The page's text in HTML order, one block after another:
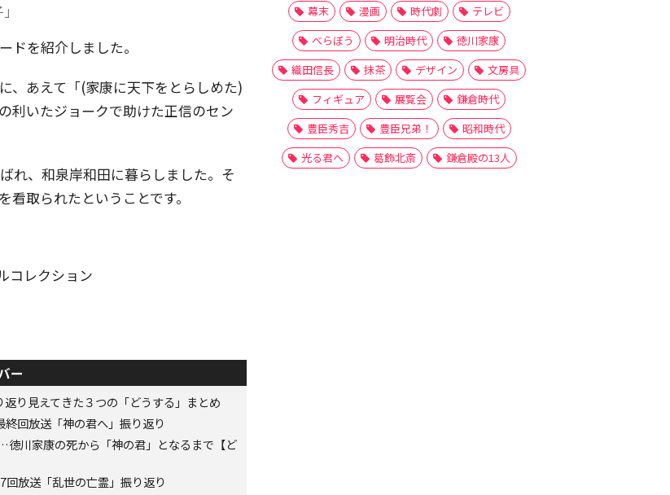
ドを紹介しました。
、あえて「(家康に天下をとらしめた)
利いたジョークで助けた正信のセン
れ、和泉岸和田に暮らしました。そ
取られたということです。
コレクション
ー
り見えてきた３つの「どうする」まとめ
回放送「神の君へ」振り返り
徳川家康の死から「神の君」となるまで【ど
回放送「乱世の亡霊」振り返り
幕末
漫画 時代劇
テレビ
べらぼう
明治時代
徳川家康
織田信長
抹茶 デザイン
文房具
フィギュア
展覧会
鎌倉時代
豊臣秀吉
豊臣兄弟！
昭和時代
光る君へ
葛飾北斎 鎌倉殿の13人